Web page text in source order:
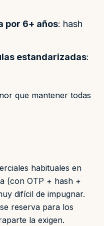
por 6+ años: hash
estandarizadas:
que mantener todas
habituales en
(con OTP + hash +
difícil de impugnar.
reserva para los
la exigen.